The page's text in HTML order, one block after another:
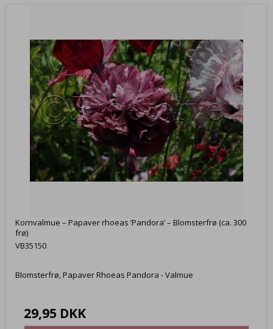
Kornvalmue – Papaver rhoeas ‘Pandora’ – Blomsterfrø (ca. 300
frø)
VB35150
Blomsterfrø, Papaver Rhoeas Pandora - Valmue
29,95 DKK